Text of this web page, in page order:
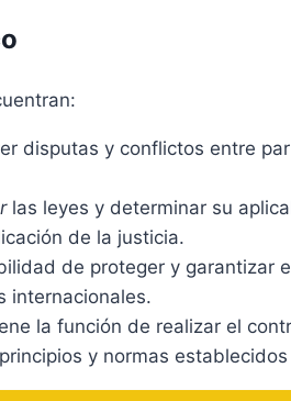
disputas y conflictos entre
las leyes y determinar su
de la justicia.
de proteger y garantizar
internacionales.
la función de realizar el
y normas